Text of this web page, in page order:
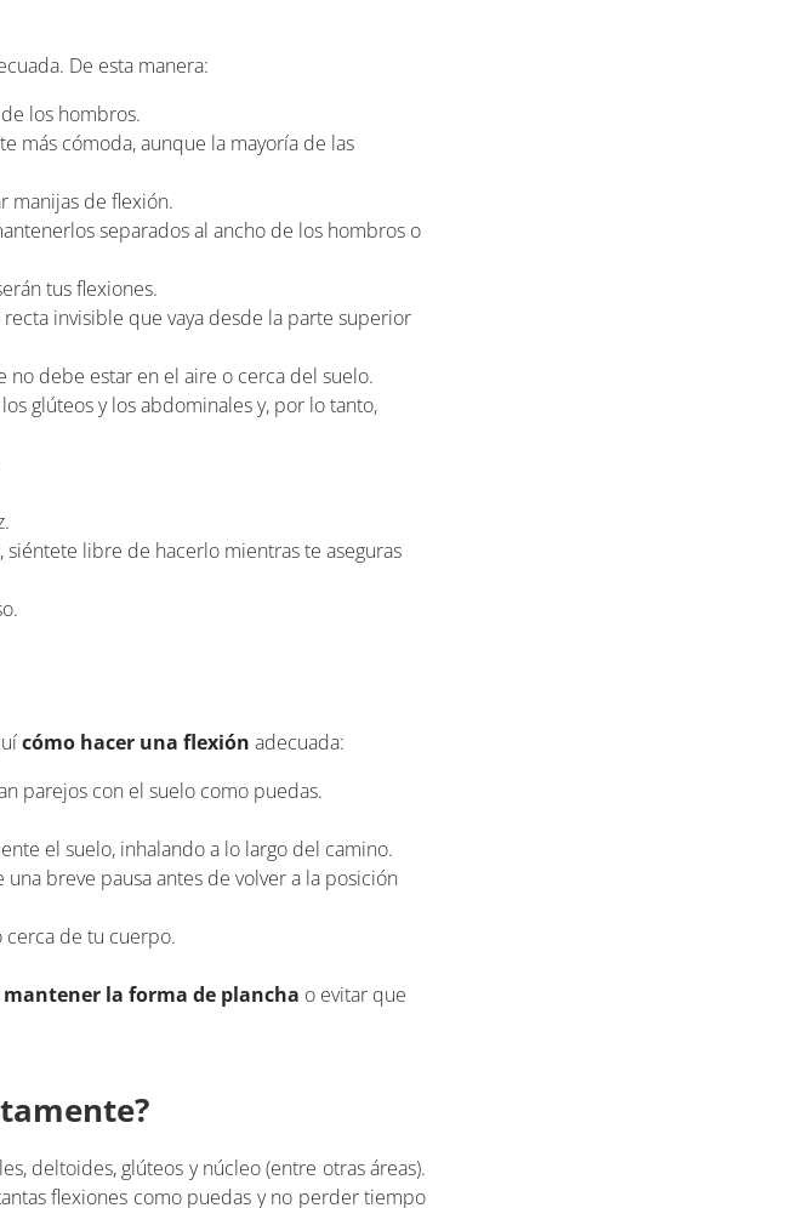
De esta manera:
los hombros.
más cómoda, aunque la mayoría de las
manijas de flexión.
separados al ancho de los hombros o
tus flexiones.
invisible que vaya desde la parte superior
debe estar en el aire o cerca del suelo.
glúteos y los abdominales y, por lo tanto,
libre de hacerlo mientras te aseguras
cómo hacer una flexión adecuada:
parejos con el suelo como puedas.
el suelo, inhalando a lo largo del camino.
breve pausa antes de volver a la posición
cerca de tu cuerpo.
la forma de plancha o evitar que
deltoides, glúteos y núcleo (entre otras áreas).
flexiones como puedas y no perder tiempo